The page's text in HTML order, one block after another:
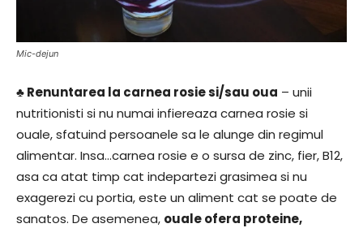
Mic-dejun
♣ Renuntarea la carnea rosie si/sau oua – unii
nutritionisti si nu numai infiereaza carnea rosie si
ouale, sfatuind persoanele sa le alunge din regimul
alimentar. Insa…carnea rosie e o sursa de zinc, fier, B12,
asa ca atat timp cat indepartezi grasimea si nu
exagerezi cu portia, este un aliment cat se poate de
sanatos. De asemenea, ouale ofera proteine,